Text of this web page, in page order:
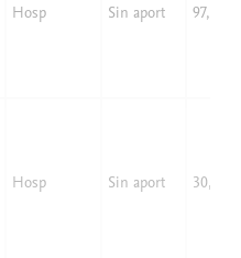
Hosp Sin aport 97,94
Hosp Sin aport 30,47